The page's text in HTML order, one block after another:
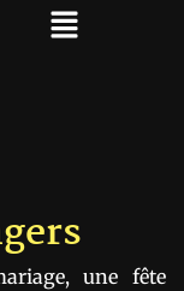
une fête